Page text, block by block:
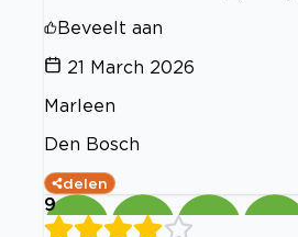
Beveelt aan
21 March 2026
Marleen
Den Bosch
delen
9